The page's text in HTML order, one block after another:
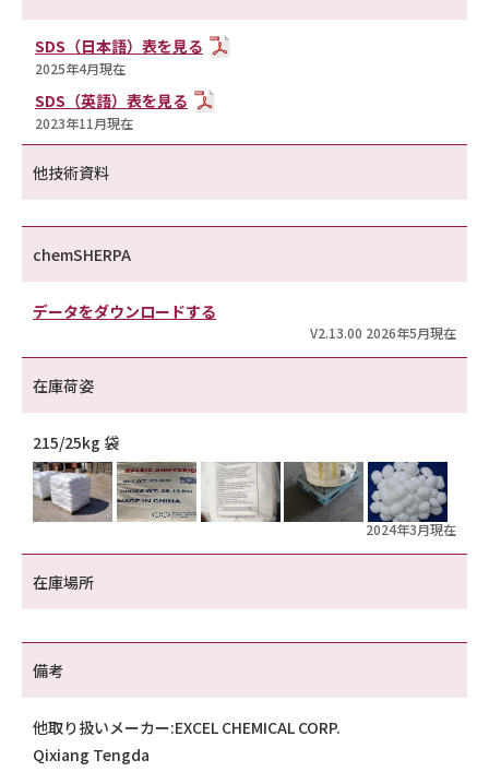
SDS（日本語）表を見る
2025年4月現在
SDS（英語）表を見る
2023年11月現在
他技術資料
chemSHERPA
データをダウンロードする
V2.13.00 2026年5月現在
在庫荷姿
215/25kg 袋
2024年3月現在
在庫場所
備考
他取り扱いメーカー:EXCEL CHEMICAL CORP.
Qixiang Tengda